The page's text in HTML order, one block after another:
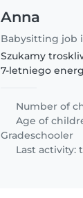
Anna
Babysitting job
Szukamy
7-letniego
rowadzaniu do
chłopcem
pracy...
Number of
Age of
Gradeschooler
Last activity: